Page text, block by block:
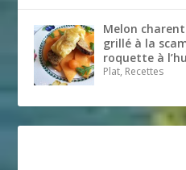
Melon
grillé à la
roquette à
Plat, Recettes